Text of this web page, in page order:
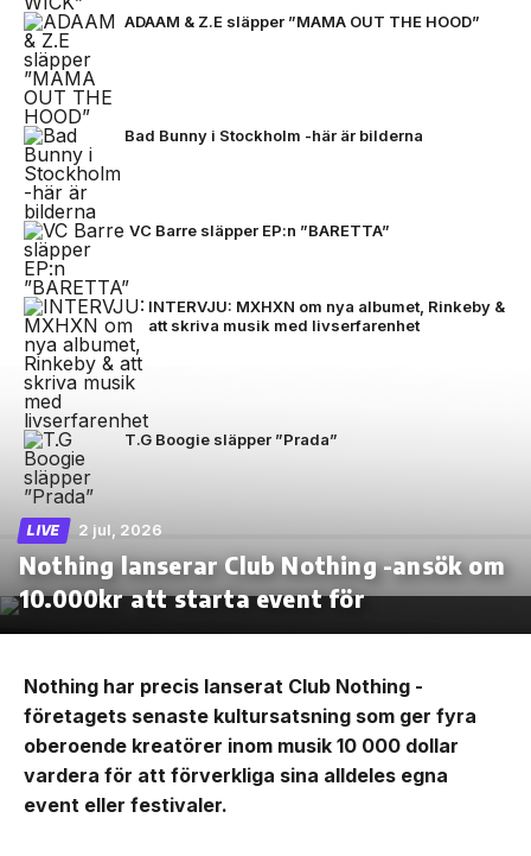
ADAAM & Z.E släpper ”MAMA OUT THE HOOD”
Bad Bunny i Stockholm -här är bilderna
VC Barre släpper EP:n ”BARETTA”
INTERVJU: MXHXN om nya albumet, Rinkeby &
att skriva musik med livserfarenhet
T.G Boogie släpper ”Prada”
LIVE 2 jul, 2026
Nothing lanserar Club Nothing -ansök om
10.000kr att starta event för
Nothing har precis lanserat Club Nothing -
företagets senaste kultursatsning som ger fyra
oberoende kreatörer inom musik 10 000 dollar
vardera för att förverkliga sina alldeles egna
event eller festivaler.